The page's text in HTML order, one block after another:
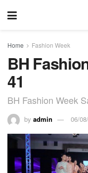
Home Fashion Week
BH
41
BH Fashion Week
by admin 06/